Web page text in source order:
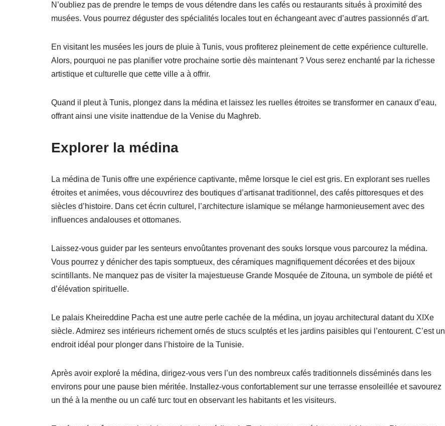
N’oubliez pas de prendre le temps de vous détendre dans les cafés ou restaurants situés à proximité des
musées. Vous pourrez déguster des spécialités locales tout en échangeant avec d’autres passionnés d’art.
En visitant les musées les jours de pluie à Tunis, vous profiterez pleinement de cette expérience culturelle.
Alors, pourquoi ne pas planifier votre prochaine sortie dès maintenant ? Vous serez enchanté par la richesse
artistique et culturelle que cette ville a à offrir.
Quand il pleut à Tunis, plongez dans la médina et laissez les ruelles étroites se transformer en canaux d’eau,
offrant ainsi une visite inattendue de la Venise du Maghreb.
Explorer la médina
La médina de Tunis offre une expérience captivante, même lorsque le ciel est gris. En explorant ses ruelles
étroites et animées, vous découvrirez des boutiques d’artisanat traditionnel, des cafés pittoresques et des
siècles d’histoire. Dans cet écrin culturel, l’architecture islamique se mélange harmonieusement avec des
influences andalouses et ottomanes.
Laissez-vous guider par les senteurs envoûtantes provenant des souks lorsque vous parcourez la médina.
Vous pourrez y dénicher des tapis somptueux, des céramiques magnifiquement décorées et des bijoux
scintillants. Ne manquez pas de visiter la majestueuse Grande Mosquée de Zitouna, un symbole de piété et
d’élévation spirituelle.
Le palais Kheireddine Pacha est une autre perle cachée de la médina, un joyau architectural datant du XIXe
siècle. Admirez ses intérieurs richement ornés de stucs sculptés et les jardins paisibles qui l’entourent. C’est un
endroit idéal pour plonger dans l’histoire de la Tunisie.
Après avoir exploré la médina, dirigez-vous vers l’un des nombreux cafés traditionnels disséminés dans les
environs pour une pause bien méritée. Installez-vous confortablement sur une terrasse ensoleillée et savourez
un thé à la menthe ou un café turc tout en observant les habitants et les visiteurs.